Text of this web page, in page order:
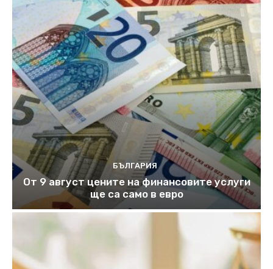
БЪЛГАРИЯ
От 9 август цените на финансовите услуги
ще са само в евро